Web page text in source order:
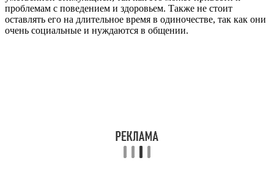
проблемам с поведением и здоровьем. Также не стоит
оставлять его на длительное время в одиночестве, так как они
очень социальные и нуждаются в общении.